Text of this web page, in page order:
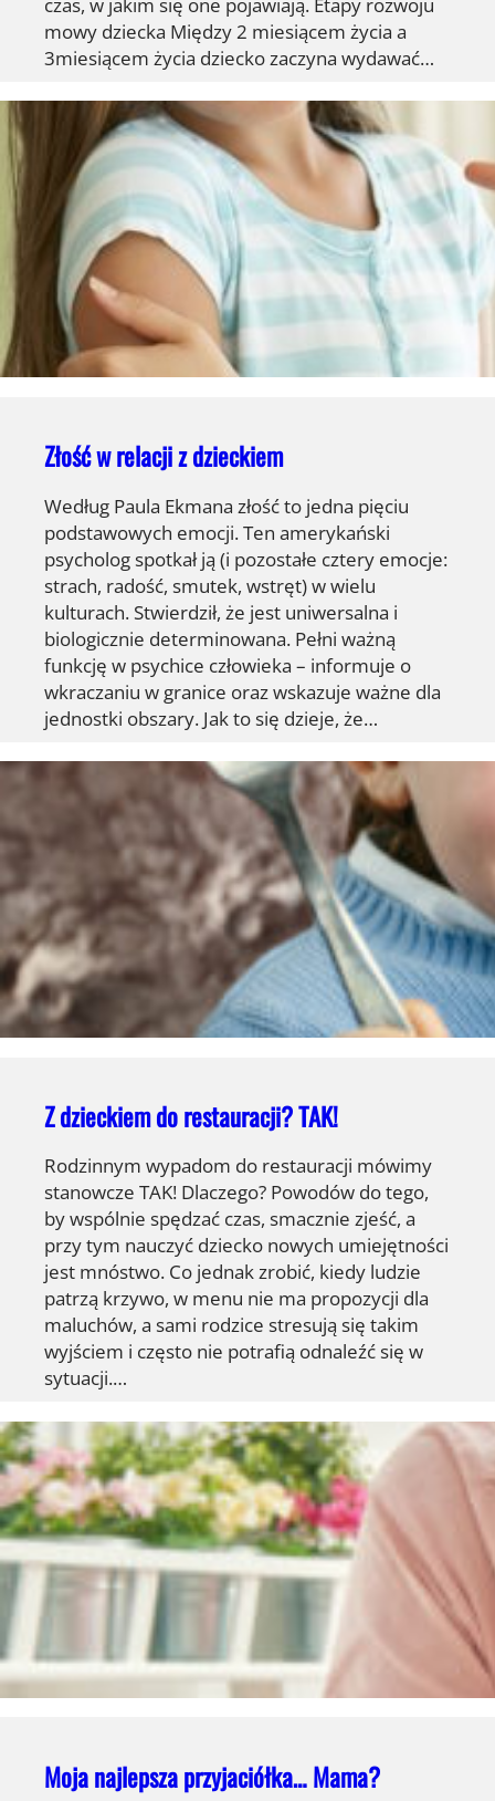
mowy dziecka Między 2 miesiącem życia a
3miesiącem życia dziecko zaczyna wydawać…
Złość w relacji z dzieckiem
Według Paula Ekmana złość to jedna pięciu
podstawowych emocji. Ten amerykański
psycholog spotkał ją (i pozostałe cztery emocje:
strach, radość, smutek, wstręt) w wielu
kulturach. Stwierdził, że jest uniwersalna i
biologicznie determinowana. Pełni ważną
funkcję w psychice człowieka – informuje o
wkraczaniu w granice oraz wskazuje ważne dla
jednostki obszary. Jak to się dzieje, że…
Z dzieckiem do restauracji? TAK!
Rodzinnym wypadom do restauracji mówimy
stanowcze TAK! Dlaczego? Powodów do tego,
by wspólnie spędzać czas, smacznie zjeść, a
przy tym nauczyć dziecko nowych umiejętności
jest mnóstwo. Co jednak zrobić, kiedy ludzie
patrzą krzywo, w menu nie ma propozycji dla
maluchów, a sami rodzice stresują się takim
wyjściem i często nie potrafią odnaleźć się w
sytuacji.…
Moja najlepsza przyjaciółka… Mama?